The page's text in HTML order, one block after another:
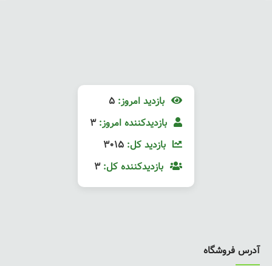
بازدید امروز:
بازدیدکننده امروز: 3
بازدید کل:
بازدیدکننده کل: 3
آدرس فروشگاه